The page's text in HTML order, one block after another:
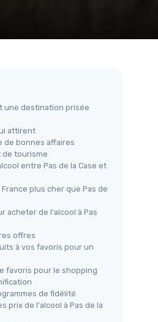
une destination prisée
attirent
de bonnes affaires
de tourisme
entre Pas de la Case et
plus cher que Pas de
acheter de l'alcool à Pas
offres
à vos favoris pour un
favoris pour le shopping
de fidélité
prix de l'alcool à Pas de la